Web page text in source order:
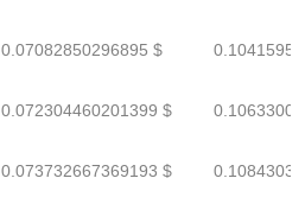
0.07082850296895 $
0.072304460201399 $
0.073732667369193 $